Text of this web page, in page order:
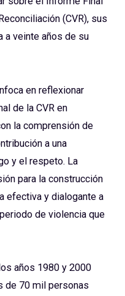
(CVR), sus
a veinte años de su
en reflexionar
de la CVR en
la comprensión de
a una
y el respeto. La
para la construcción
efectiva y dialogante a
de violencia que
años 1980 y 2000
de 70 mil personas